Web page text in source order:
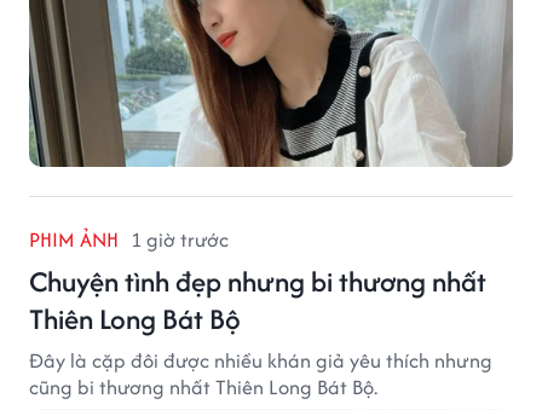
PHIM ẢNH 1 giờ trước
Chuyện tình đẹp nhưng bi thương nhất
Thiên Long Bát Bộ
Đây là cặp đôi được nhiều khán giả yêu thích nhưng
cũng bi thương nhất Thiên Long Bát Bộ.